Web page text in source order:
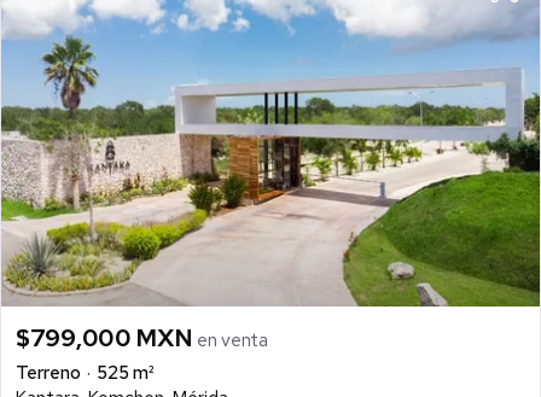
$799,000 MXN en venta
Terreno
525 m²